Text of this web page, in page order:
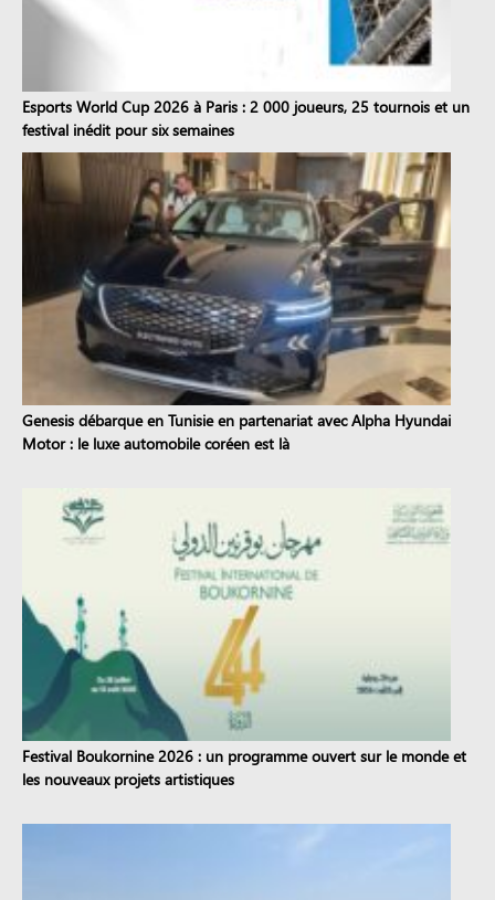
Esports World Cup 2026 à Paris : 2 000 joueurs, 25 tournois et un
festival inédit pour six semaines
Genesis débarque en Tunisie en partenariat avec Alpha Hyundai
Motor : le luxe automobile coréen est là
Festival Boukornine 2026 : un programme ouvert sur le monde et
les nouveaux projets artistiques